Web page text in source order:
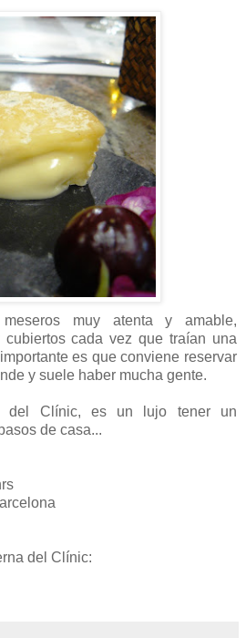
muy atenta y amable,
cada vez que traían una
es que conviene reservar
y suele haber mucha gente.
del Clínic, es un lujo tener un
de casa...
del Clínic: